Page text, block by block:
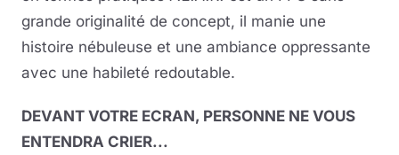
grande originalité de concept, il manie une
histoire nébuleuse et une ambiance oppressante
avec une habileté redoutable.
DEVANT VOTRE ECRAN, PERSONNE NE VOUS
ENTENDRA CRIER...